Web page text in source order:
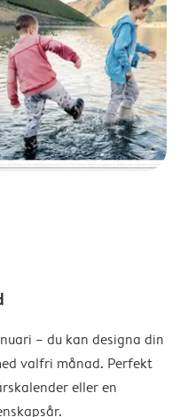
– du kan designa din
valfri månad. Perfekt
eller en